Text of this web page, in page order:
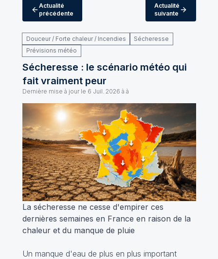
Actualité
précédente
Actualité
suivante
Douceur / Forte chaleur / Incendies
Sécheresse
Prévisions météo
Sécheresse : le scénario météo qui
fait vraiment peur
Dernière mise à jour le 6 Juil. 2026 à à
La sécheresse ne cesse d'empirer ces
dernières semaines en France en raison de la
chaleur et du manque de pluie
Un manque d'eau de plus en plus important